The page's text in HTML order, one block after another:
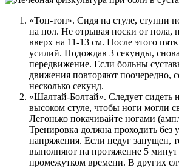
«Топ-топ». Сидя на стуле, ступни
на пол. Не отрывая носки от пола,
вверх на 11-13 см. После этого
усилий. Подождав 3 секунды,
передвижение. Если больны
движения повторяют поочередно,
несколько секунд.
«Шалтай-Болтай». Следует сидеть
высоком стуле, чтобы ноги могли
Легонько покачивайте ногами
Тренировка должна проходить без
напряжения. Если недуг запущен,
выполняют на протяжение 5 минут
промежутком времени. В других